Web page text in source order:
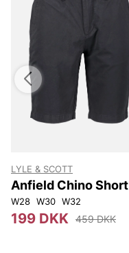
LYLE & SCOTT
Anfield Chino Short
W28 W30 W32
199 DKK 459 DKK